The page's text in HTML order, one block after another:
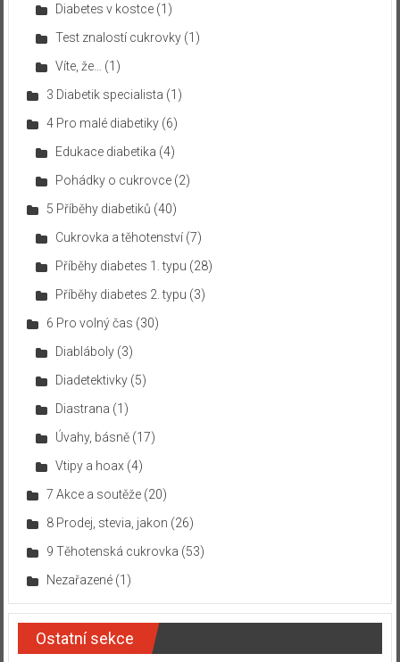
Diabetes v kostce(1)
Test znalostí cukrovky(1)
Víte, že…
(1)
3 Diabetik specialista (1)
4 Pro malé diabetiky(6)
Edukace diabetika (4)
Pohádky o cukrovce(2)
5 Příběhy diabetiků (40)
Cukrovka a těhotenství(7)
Příběhy diabetes 1. typu (28)
Příběhy diabetes 2. typu (3)
6 Pro volný čas (30)
Diabláboly(3)
Diadetektivky(5)
Diastrana (1)
Úvahy, básně(17)
Vtipy a hoax (4)
7 Akce a soutěže(20)
8 Prodej, stevia, jakon (26)
9 Těhotenská cukrovka (53)
Nezařazené(1)
Ostatní sekce